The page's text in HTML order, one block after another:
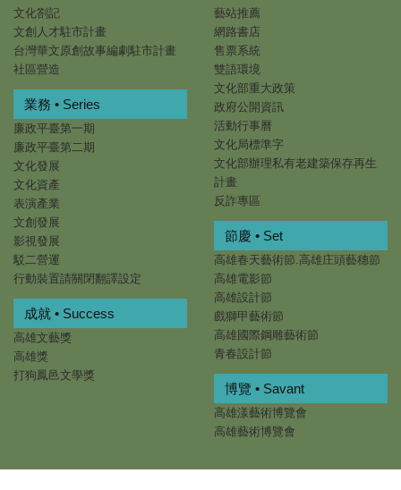
文化劄記
文創人才駐市計畫
台灣華文原創故事編劇駐市計畫
社區營造
藝站推薦
網路書店
售票系統
雙語環境
文化部重大政策
政府公開資訊
活動行事曆
文化局標準字
文化部辦理私有老建築保存再生
計畫
反詐專區
業務 • Series
廉政平臺第一期
廉政平臺第二期
文化發展
文化資產
表演產業
文創發展
影視發展
駁二營運
行動裝置請關閉翻譯設定
節慶 • Set
高雄春天藝術節.高雄庄頭藝穗節
高雄電影節
高雄設計節
戲獅甲藝術節
高雄國際鋼雕藝術節
青春設計節
成就 • Success
高雄文藝獎
高雄獎
打狗鳳邑文學獎
博覽 • Savant
高雄漾藝術博覽會
高雄藝術博覽會